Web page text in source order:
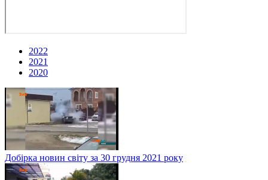
2022
2021
2020
Добірка новин світу за 30 грудня 2021 року